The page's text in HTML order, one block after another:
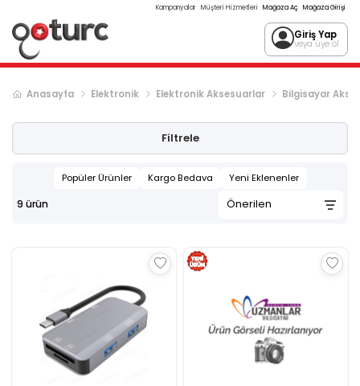
Kampanyalar Müşteri Hizmetleri Mağaza Aç Mağaza Girişi
Giriş Yap
veya üye ol
Anasayfa Elektronik Elektronik Aksesuarlar Bilgisayar
Filtrele
Popüler Ürünler Kargo Bedava Yeni Eklenenler
9 ürün